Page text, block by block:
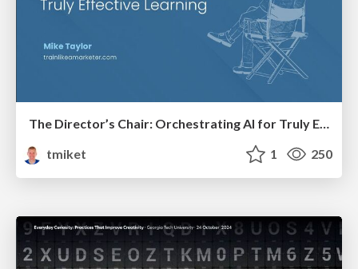
The Director’s Chair: Orchestrating AI for Truly Effective Learning
tmiket
1 250